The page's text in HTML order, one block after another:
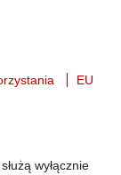
EU
wyłącznie